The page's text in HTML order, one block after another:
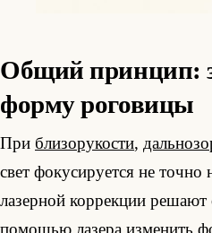
Общий принцип:
форму роговицы
При близорукости,
свет фокусируется не точно
лазерной коррекции